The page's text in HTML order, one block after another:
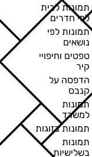
תמונות לבית
לפי חדרים
תמונות לפי
נושאים
טפטים וחיפויי
קיר
הדפסה על
קנבס
תמונות
למשרד
תמונות בזוגות
תמונות
בשלישיות